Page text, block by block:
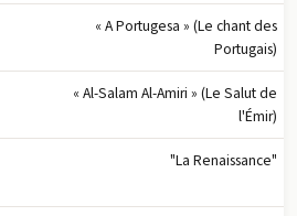
« A Portugesa » (Le chant des
Portugais)
« Al-Salam Al-Amiri » (Le Salut de
l'Émir)
"La Renaissance"